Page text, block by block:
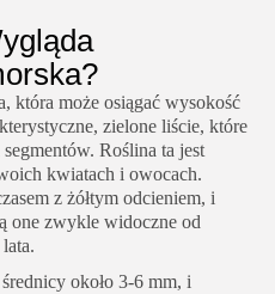
która może osiągać wysokość
zielone liście, które
Roślina ta jest
kwiatach i owocach.
z żółtym odcieniem, i
one zwykle widoczne od
około 3-6 mm, i